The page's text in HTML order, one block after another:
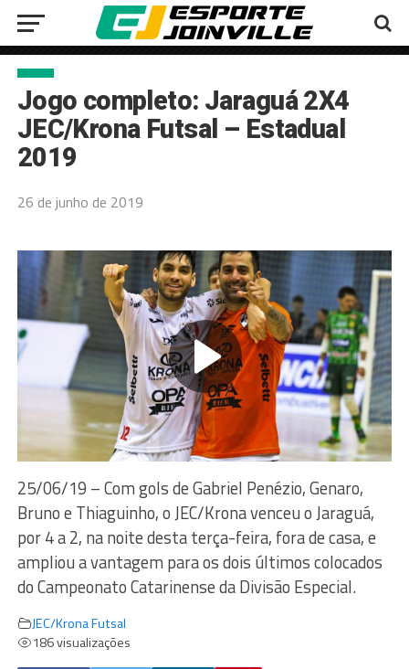
Jogo completo: Jaraguá 2X4
JEC/Krona Futsal – Estadual
2019
26 de junho de 2019
25/06/19 – Com gols de Gabriel Penézio, Genaro,
Bruno e Thiaguinho, o JEC/Krona venceu o Jaraguá,
por 4 a 2, na noite desta terça-feira, fora de casa, e
ampliou a vantagem para os dois últimos colocados
do Campeonato Catarinense da Divisão Especial.
JEC/Krona Futsal
186 visualizações